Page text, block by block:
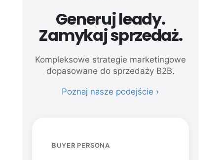
Generuj leady.
Zamykaj sprzedaż.
Kompleksowe strategie marketingowe
dopasowane do sprzedaży B2B.
Poznaj nasze podejście ›
BUYER PERSONA